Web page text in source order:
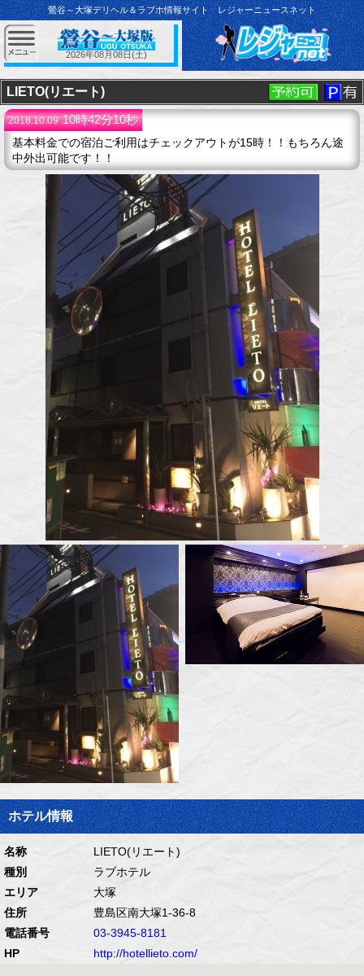
鶯谷～大塚デリヘル＆ラブホ情報サイト レジャーニュースネット
2026年08月08日(土)
LIETO(リエート)
2018.10.09 10時42分10秒
基本料金での宿泊ご利用はチェックアウトが15時！！もちろん途
中外出可能です！！
ホテル情報
名称
LIETO(リエート)
種別
ラブホテル
エリア
大塚
住所
豊島区南大塚1-36-8
電話番号
03-3945-8181
HP
http://hotellieto.com/